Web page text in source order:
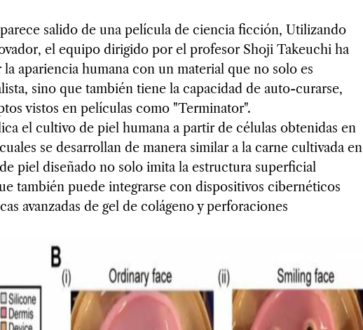
salido de una película de ciencia ficción, Utilizando
el equipo dirigido por el profesor Shoji Takeuchi ha
apariencia humana con un material que no solo es
sino que también tiene la capacidad de auto-curarse,
vistos en películas como "Terminator".
el cultivo de piel humana a partir de células obtenidas en
se desarrollan de manera similar a la carne cultivada en
piel diseñado no solo imita la estructura superficial
también puede integrarse con dispositivos cibernéticos
avanzadas de gel de colágeno y perforaciones